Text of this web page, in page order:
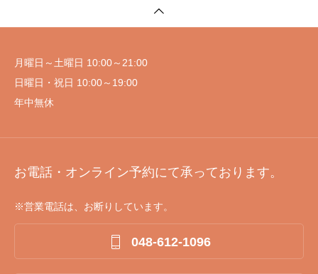
月曜日～土曜日 10:00～21:00
日曜日・祝日 10:00～19:00
年中無休
お電話・オンライン予約にて承っております。
※営業電話は、お断りしています。
 048-612-1096